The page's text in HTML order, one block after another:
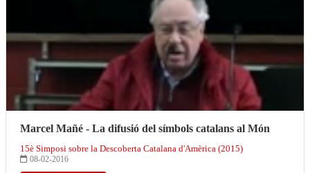
Marcel Mañé - La difusió del símbols catalans al Món
15è Simposi sobre la Descoberta Catalana d'Amèrica (2015)
08-02-2016